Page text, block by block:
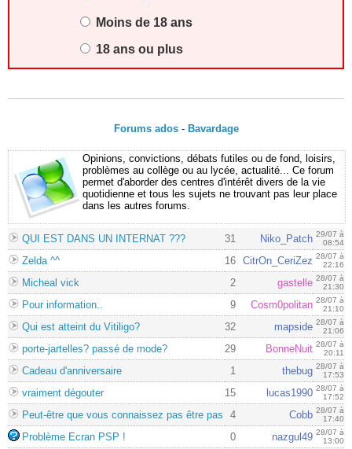
Moins de 18 ans
18 ans ou plus
Forums ados- Bavardage
Opinions, convictions, débats futiles ou de fond, loisirs,
problèmes au collège ou au lycée, actualité... Ce forum
permet d'aborder des centres d'intérêt divers de la vie
quotidienne et tous les sujets ne trouvant pas leur place
dans les autres forums.
QUI EST DANS UN INTERNAT ??? 31 Niko_Patch 29/07 à
08:54
Zelda ^^ 16 CitrOn_CeriZez 28/07 à
22:16
Micheal vick 2 gastelle 28/07 à
21:30
Pour information.. 9 Cosm0politan 28/07 à
21:10
Qui est atteint du Vitiligo? 32 mapside 28/07 à
21:06
porte-jartelles? passé de mode? 29 BonneNuit 28/07 à
20:11
Cadeau d'anniversaire 1 thebug 28/07 à
17:53
vraiment dégouter 15 lucas1990 28/07 à
17:52
Peut-être que vous connaissez pas être pas 4 Cobb 28/07 à
17:40
Problème Ecran PSP ! 0 nazgul49 28/07 à
13:00